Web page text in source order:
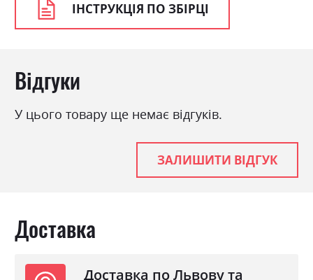
ІНСТРУКЦІЯ ПО ЗБІРЦІ
Відгуки
У цього товару ще немає відгуків.
ЗАЛИШИТИ ВІДГУК
Доставка
Доставка по Львову та